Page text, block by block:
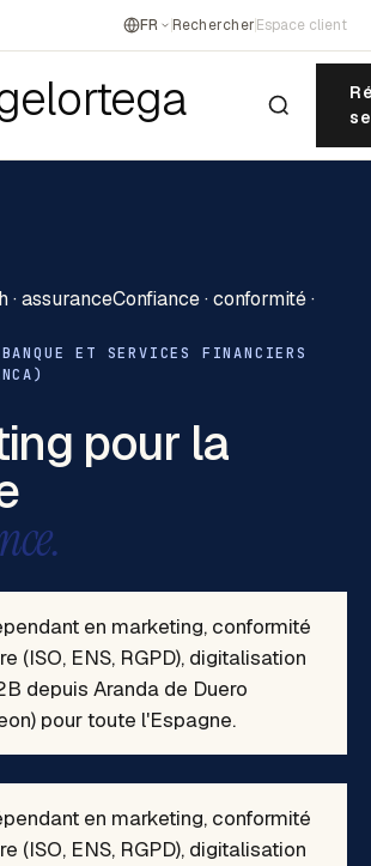
FR RechercherEspace client
· assuranceConfiance · conformité ·
ET SERVICES FINANCIERS
pour la
en marketing, conformité
(ISO, ENS, RGPD), digitalisation
depuis Aranda de Duero
pour toute l'Espagne.
en marketing, conformité
(ISO, ENS, RGPD), digitalisation